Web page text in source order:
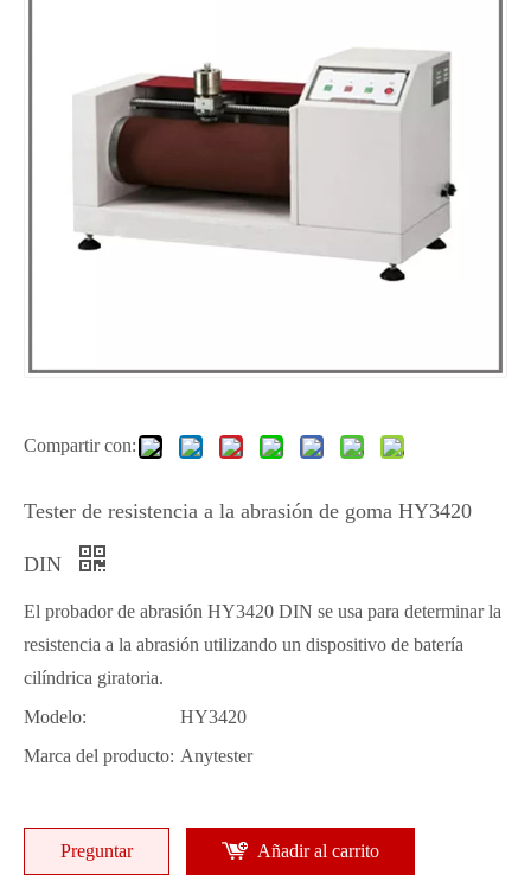
Compartir con:
Tester de resistencia a la abrasión de goma HY3420
DIN
El probador de abrasión HY3420 DIN se usa para determinar la
resistencia a la abrasión utilizando un dispositivo de batería
cilíndrica giratoria.
Modelo:
HY3420
Marca del producto: Anytester
Preguntar Añadir al carrito